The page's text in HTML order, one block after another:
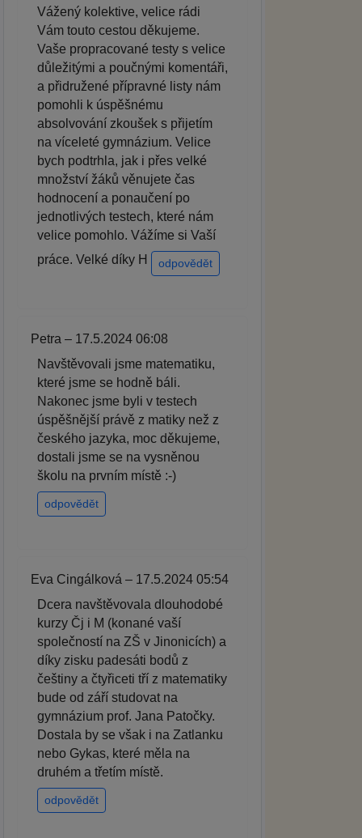
Vážený kolektive, velice rádi
Vám touto cestou děkujeme.
Vaše propracované testy s velice
důležitými a poučnými komentáři,
a přidružené přípravné listy nám
pomohli k úspěšnému
absolvování zkoušek s přijetím
na víceleté gymnázium. Velice
bych podtrhla, jak i přes velké
množství žáků věnujete čas
hodnocení a ponaučení po
jednotlivých testech, které nám
velice pomohlo. Vážíme si Vaší
práce. Velké díky H
odpovědět
Petra – 17.5.2024 06:08
Navštěvovali jsme matematiku,
které jsme se hodně báli.
Nakonec jsme byli v testech
úspěšnější právě z matiky než z
českého jazyka, moc děkujeme,
dostali jsme se na vysněnou
školu na prvním místě :-)
odpovědět
Eva Cingálková – 17.5.2024 05:54
Dcera navštěvovala dlouhodobé
kurzy Čj i M (konané vaší
společností na ZŠ v Jinonicích) a
díky zisku padesáti bodů z
češtiny a čtyřiceti tří z matematiky
bude od září studovat na
gymnázium prof. Jana Patočky.
Dostala by se však i na Zatlanku
nebo Gykas, které měla na
druhém a třetím místě.
odpovědět